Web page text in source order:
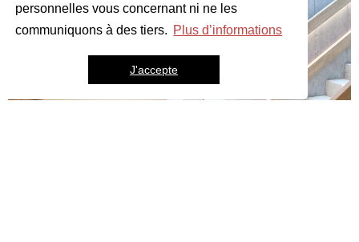
personnelles vous concernant ni ne les
communiquons à des tiers. Plus d’informations
J'accepte